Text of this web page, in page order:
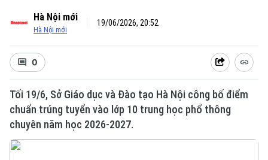
Hà Nội mới
Hà Nội mới
19/06/2026, 20:52
0
Tối 19/6, Sở Giáo dục và Đào tạo Hà Nội công bố điểm
chuẩn trúng tuyển vào lớp 10 trung học phổ thông
chuyên năm học 2026-2027.